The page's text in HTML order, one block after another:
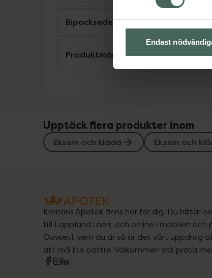
Endast
Bipacksedel från FASS
Produktmärkningar och
Upptäck flera produkter inom
Eksem och klåda Eksem och
Kronans Apotek finns här för dig. Du hittar
till Lappland i norr, och online i mobilen och
Oavsett vem du är så är det vårt uppdrag
att må lite bättre. Välkommen att prata